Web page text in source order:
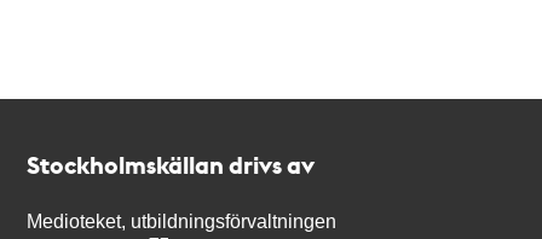
Stockholmskällan drivs av
Medioteket, utbildningsförvaltningen